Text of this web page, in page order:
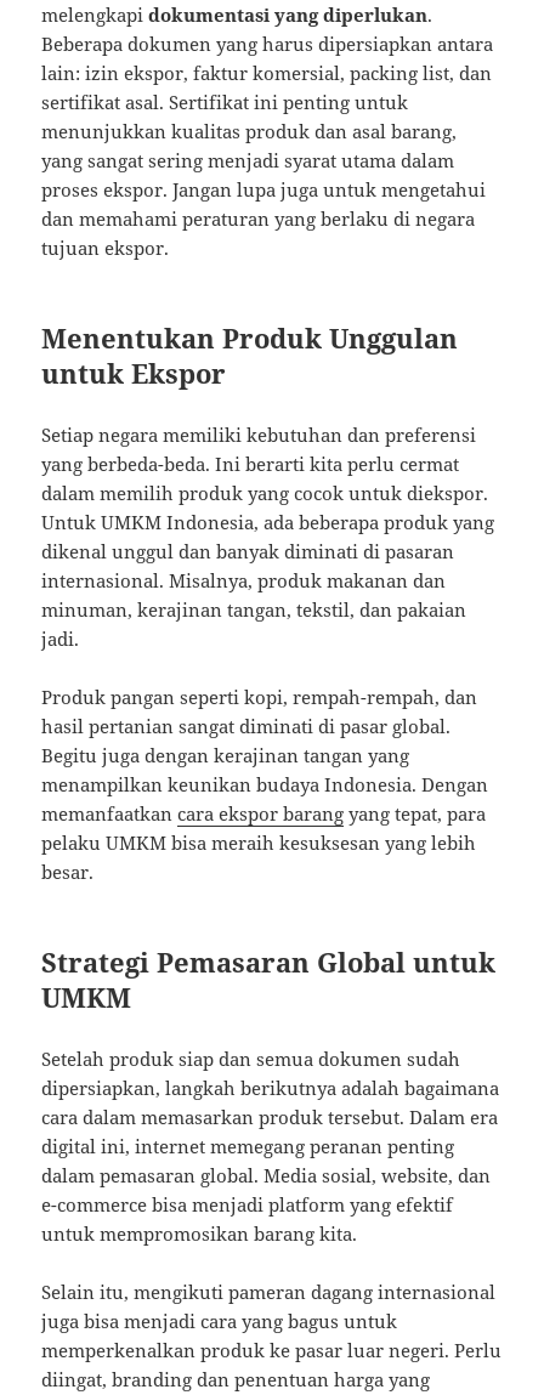
melengkapidokumentasi yang diperlukan.
Beberapa dokumen yang harus dipersiapkan antara
lain: izin ekspor, faktur komersial, packing list, dan
sertifikat asal. Sertifikat ini penting untuk
menunjukkan kualitas produk dan asal barang,
yang sangat sering menjadi syarat utama dalam
proses ekspor. Jangan lupa juga untuk mengetahui
dan memahami peraturan yang berlaku di negara
tujuan ekspor.
Menentukan Produk Unggulan
untuk Ekspor
Setiap negara memiliki kebutuhan dan preferensi
yang berbeda-beda. Ini berarti kita perlu cermat
dalam memilih produk yang cocok untuk diekspor.
Untuk UMKM Indonesia, ada beberapa produk yang
dikenal unggul dan banyak diminati di pasaran
internasional. Misalnya, produk makanan dan
minuman, kerajinan tangan, tekstil, dan pakaian
jadi.
Produk pangan seperti kopi, rempah-rempah, dan
hasil pertanian sangat diminati di pasar global.
Begitu juga dengan kerajinan tangan yang
menampilkan keunikan budaya Indonesia. Dengan
memanfaatkancara ekspor barang yang tepat, para
pelaku UMKM bisa meraih kesuksesan yang lebih
besar.
Strategi Pemasaran Global untuk
UMKM
Setelah produk siap dan semua dokumen sudah
dipersiapkan, langkah berikutnya adalah bagaimana
cara dalam memasarkan produk tersebut. Dalam era
digital ini, internet memegang peranan penting
dalam pemasaran global. Media sosial, website, dan
e-commerce bisa menjadi platform yang efektif
untuk mempromosikan barang kita.
Selain itu, mengikuti pameran dagang internasional
juga bisa menjadi cara yang bagus untuk
memperkenalkan produk ke pasar luar negeri. Perlu
diingat, branding dan penentuan harga yang